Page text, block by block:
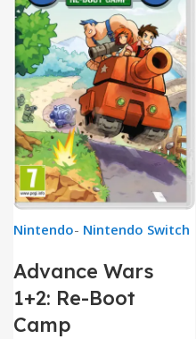
Nintendo- Nintendo Switch
Advance Wars
1+2: Re-Boot
Camp